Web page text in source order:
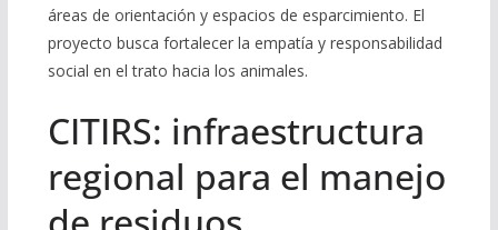
áreas de orientación y espacios de esparcimiento. El
proyecto busca fortalecer la empatía y responsabilidad
social en el trato hacia los animales.
CITIRS: infraestructura
regional para el manejo